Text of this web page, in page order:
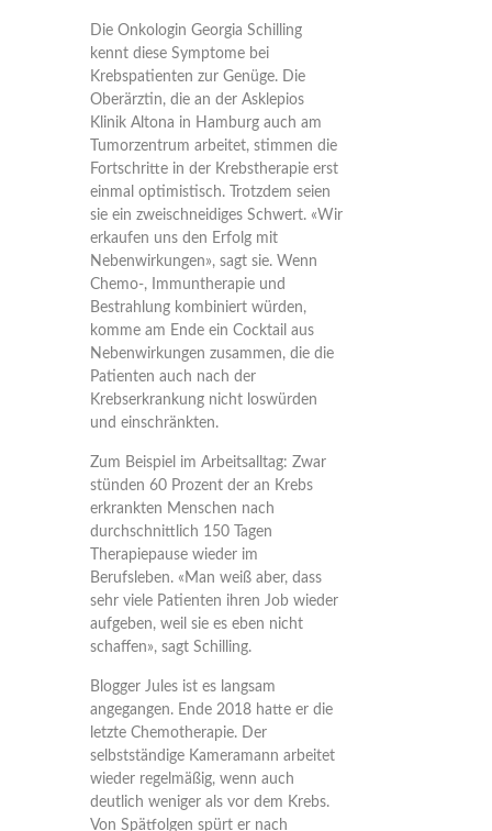
Die Onkologin Georgia Schilling
kennt diese Symptome bei
Krebspatienten zur Genüge. Die
Oberärztin, die an der Asklepios
Klinik Altona in Hamburg auch am
Tumorzentrum arbeitet, stimmen die
Fortschritte in der Krebstherapie erst
einmal optimistisch. Trotzdem seien
sie ein zweischneidiges Schwert. «Wir
erkaufen uns den Erfolg mit
Nebenwirkungen», sagt sie. Wenn
Chemo-, Immuntherapie und
Bestrahlung kombiniert würden,
komme am Ende ein Cocktail aus
Nebenwirkungen zusammen, die die
Patienten auch nach der
Krebserkrankung nicht loswürden
und einschränkten.
Zum Beispiel im Arbeitsalltag: Zwar
stünden 60 Prozent der an Krebs
erkrankten Menschen nach
durchschnittlich 150 Tagen
Therapiepause wieder im
Berufsleben. «Man weiß aber, dass
sehr viele Patienten ihren Job wieder
aufgeben, weil sie es eben nicht
schaffen», sagt Schilling.
Blogger Jules ist es langsam
angegangen. Ende 2018 hatte er die
letzte Chemotherapie. Der
selbstständige Kameramann arbeitet
wieder regelmäßig, wenn auch
deutlich weniger als vor dem Krebs.
Von Spätfolgen spürt er nach